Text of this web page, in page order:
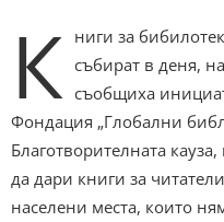
К ниги за
събират в деня,
съобщиха
Фондация „Глобални
Благотворителната
да дари книги за
населени места, които